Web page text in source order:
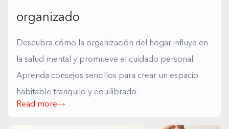
organizado
Descubra cómo la organización del hogar influye en
la salud mental y promueve el cuidado personal.
Aprenda consejos sencillos para crear un espacio
habitable tranquilo y equilibrado.
Read more